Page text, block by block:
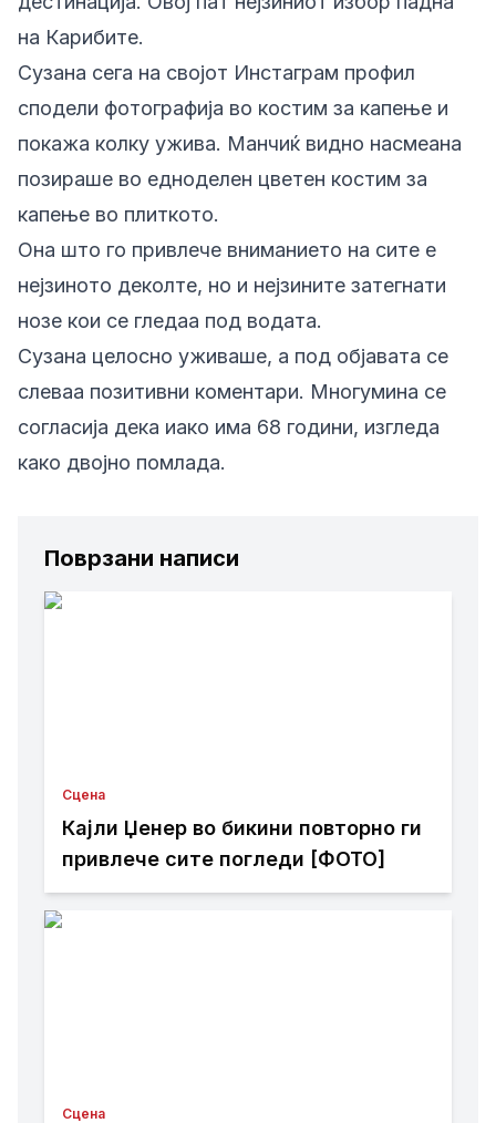
на Карибите.
Сузана сега на својот Инстаграм профил
сподели фотографија во костим за капење и
покажа колку ужива. Манчиќ видно насмеана
позираше во едноделен цветен костим за
капење во плиткото.
Она што го привлече вниманието на сите е
нејзиното деколте, но и нејзините затегнати
нозе кои се гледаа под водата.
Сузана целосно уживаше, а под објавата се
слеваа позитивни коментари. Многумина се
согласија дека иако има 68 години, изгледа
како двојно помлада.
Поврзани написи
Сцена
Кајли Џенер во бикини повторно ги
привлече сите погледи [ФОТО]
Сцена